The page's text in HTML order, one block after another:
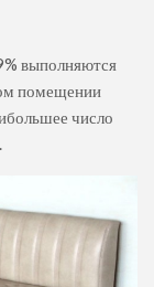
выполняются
помещении
число